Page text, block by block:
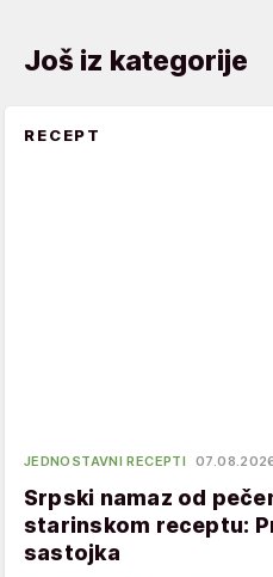
Još iz kategorije
RECEPT
JEDNOSTAVNI RECEPTI
Srpski namaz od
starinskom receptu:
sastojka